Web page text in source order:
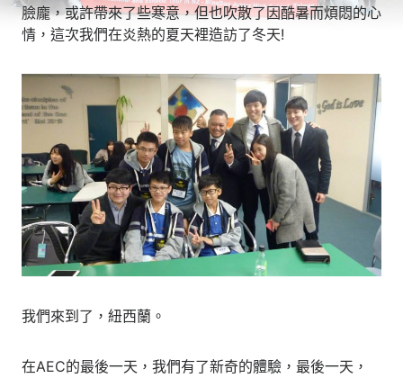
臉龐，或許帶來了些寒意，但也吹散了因酷暑而煩悶的心
情，這次我們在炎熱的夏天裡造訪了冬天!
我們來到了，紐西蘭。
在AEC的最後一天，我們有了新奇的體驗，最後一天，